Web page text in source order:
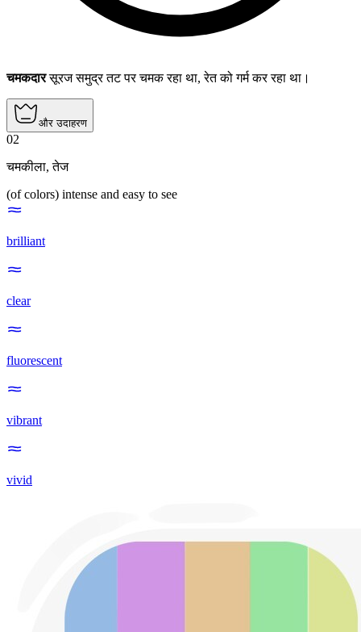
चमकदारसूरज समुद्र तट पर चमक रहा था, रेत को गर्म कर रहा था।
और उदाहरण
02
चमकीला,तेज
(of colors) intense and easy to see
brilliant
clear
fluorescent
vibrant
vivid